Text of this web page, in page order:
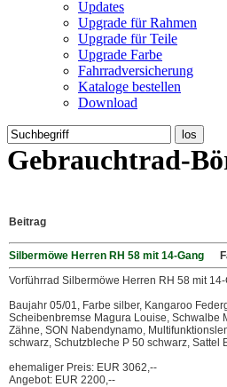
Updates
Upgrade für Rahmen
Upgrade für Teile
Upgrade Farbe
Fahrradversicherung
Kataloge bestellen
Download
Gebrauchtrad-
Beitrag
Silbermöwe Herren RH 58 mit 14-Gang
Vorführrad Silbermöwe Herren RH 58 mit
Baujahr 05/01, Farbe silber, Kangaroo
Scheibenbremse Magura Louise, Schwalbe
Zähne, SON Nabendynamo,
schwarz, Schutzbleche P 50 schwarz, Sattel
ehemaliger Preis: EUR 3062,--
Angebot: EUR 2200,--